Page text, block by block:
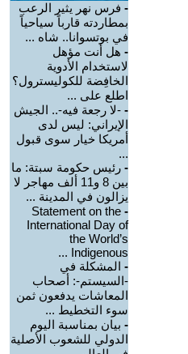
- فرس نهر يثير الرعب
بمطاردته قارباً سياحياً
في بوتسوانا.. شاه ...
- هل أنت مؤهل
لاستخدام الأدوية
الخافِضة للكوليسترول؟
اطلع على ...
- -لا رجعة فيه-.. الجيش
الإيراني: ليس لدى
أمريكا خيار سوى قبول
...
- رئيس حكومة سبتة: ما
بين 8 و11 ألف مهاجر لا
يزالون في المدينة ...
-
Statement on the
International Day of
the World’s
Indigenous ...
- المشكلة في
-السيستم-: أصحاب
المعاشات يدفعون ثمن
سوء التخطيط ...
- بيان بمناسبة اليوم
الدولي للشعوب الأصلية